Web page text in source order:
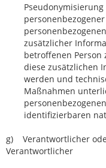
zusätzlicher
betroffenen Person
diese zusätzlichen
werden und
Maßnahmen
identifizierbaren
g) Verantwortlicher
Verantwortlicher